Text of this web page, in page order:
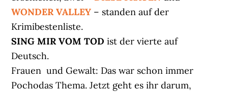
WONDER VALLEY – standen auf der
Krimibestenliste.
SING MIR VOM TODist der vierte auf
Deutsch.
Frauen und Gewalt: Das war schon immer
Pochodas Thema. Jetzt geht es ihr darum,